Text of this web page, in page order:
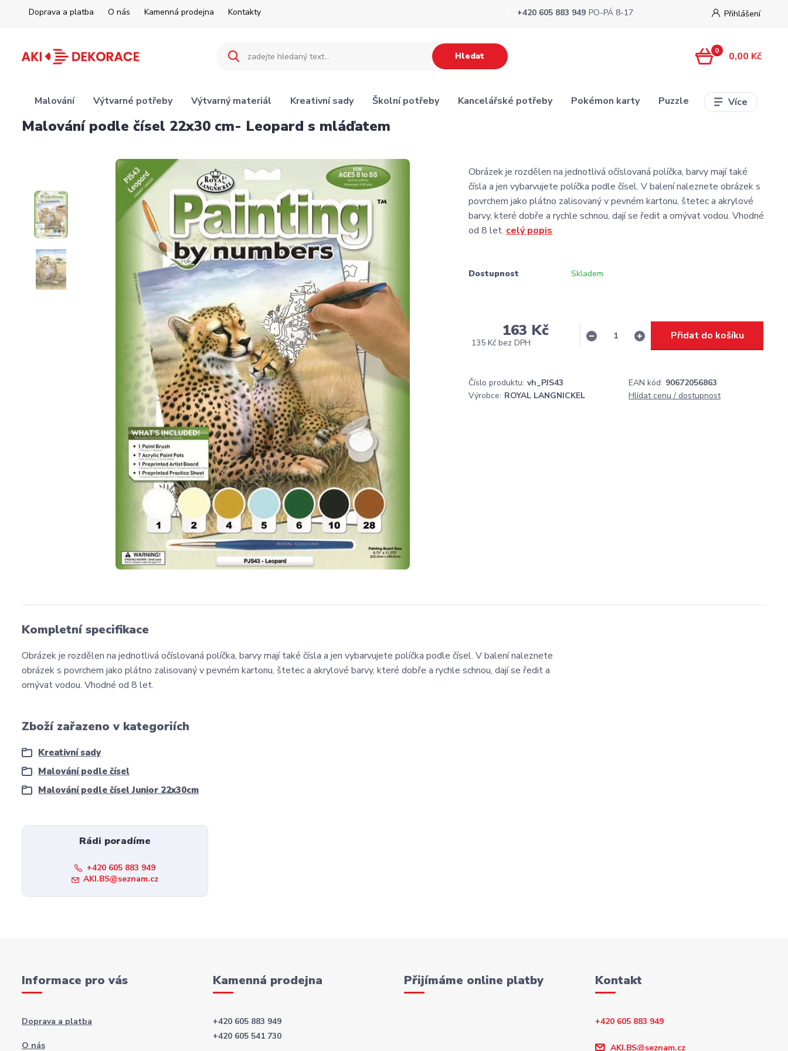
Doprava a platba O nás Kamenná prodejna Kontakty Přihlášení
Hledat
+420 605 883 949 PO-PÁ 8-17
0 0,00 Kč
Malování Výtvarné potřeby Výtvarný materiál Kreativní sady Školní potřeby Kancelářské potřeby Pokémon karty Puzzle Více
Malování podle čísel 22x30 cm- Leopard s mláďatem
Obrázek je rozdělen na jednotlivá očíslovaná políčka, barvy mají také
čísla a jen vybarvujete políčka podle čísel. V balení naleznete obrázek s
povrchem jako plátno zalisovaný v pevném kartonu, štetec a akrylové
barvy, které dobře a rychle schnou, dají se ředit a omývat vodou. Vhodné
od 8 let. celý popis
Dostupnost Skladem
163 Kč
135 Kč bez DPH
Přidat do košíku
Číslo produktu: vh_PJS43 EAN kód: 90672056863
Výrobce: ROYAL LANGNICKEL Hlídat cenu / dostupnost
Kompletní specifikace
Obrázek je rozdělen na jednotlivá očíslovaná políčka, barvy mají také čísla a jen vybarvujete políčka podle čísel. V balení naleznete
obrázek s povrchem jako plátno zalisovaný v pevném kartonu, štetec a akrylové barvy, které dobře a rychle schnou, dají se ředit a
omývat vodou. Vhodné od 8 let.
Zboží zařazeno v kategoriích
Kreativní sady
Malování podle čísel
Malování podle čísel Junior 22x30cm
Rádi poradíme
+420 605 883 949
AKI.BS@seznam.cz
Informace pro vás
Doprava a platba
O nás
Kamenná prodejna
+420 605 883 949
+420 605 541 730
Přijímáme online platby Kontakt
+420 605 883 949
AKI.BS@seznam.cz